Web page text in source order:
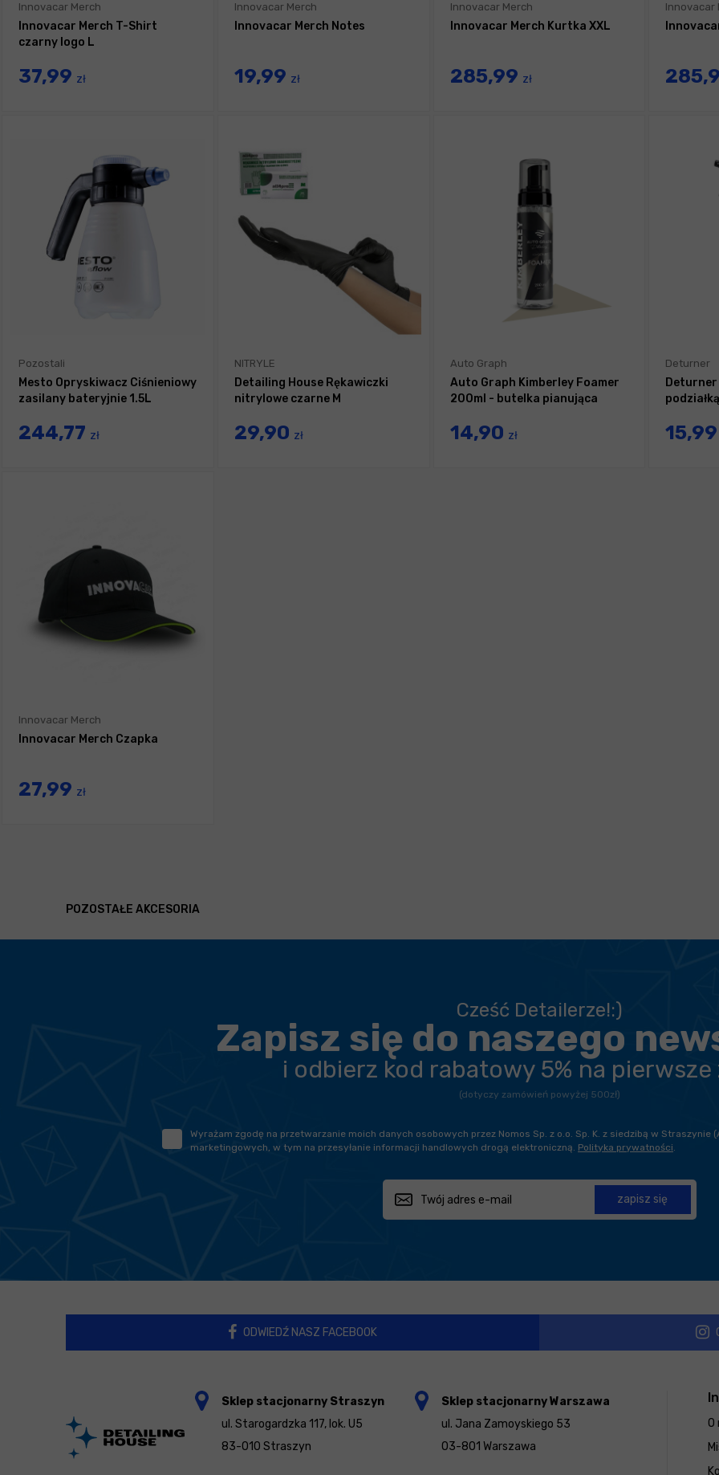
Innovacar Merch
Innovacar Merch T-Shirt
czarny logo L
37,99 zł
Innovacar Merch
Innovacar Merch Notes
19,99 zł
Innovacar Merch
Innovacar Merch Kurtka XXL
285,99 zł
Innovacar
Pozostali
Mesto Opryskiwacz Ciśnieniowy
zasilany bateryjnie 1.5L
244,77 zł
NITRYLE
Detailing House Rękawiczki
nitrylowe czarne M
29,90 zł
Auto Graph
Auto Graph Kimberley Foamer
200ml - butelka pianująca
14,90 zł
Deturner
podziałką
15,99
Innovacar Merch
Innovacar Merch Czapka
27,99 zł
POZOSTAŁE AKCESORIA
Cześć Detailerze!:)
Zapisz się do naszego
i odbierz kod rabatowy 5% na pierwsze
(dotyczy zamówień powyżej 500zł)
Wyrażam zgodę na przetwarzanie moich danych osobowych przez Nomos Sp. z o.o. Sp. K. z siedzibą w Straszynie
marketingowych, w tym na przesyłanie informacji handlowych drogą elektroniczną. Polityka prywatności.
zapisz się
ODWIEDŹ NASZ FACEBOOK
O
Sklep stacjonarny Straszyn
ul. Starogardzka 117, lok. U5
83-010 Straszyn
Sklep stacjonarny Warszawa
ul. Jana Zamoyskiego 53
03-801 Warszawa